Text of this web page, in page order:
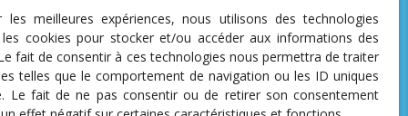
les meilleures expériences, nous utilisons des technologies
cookies pour stocker et/ou accéder aux informations des
fait de consentir à ces technologies nous permettra de traiter
telles que le comportement de navigation ou les ID uniques
Le fait de ne pas consentir ou de retirer son consentement